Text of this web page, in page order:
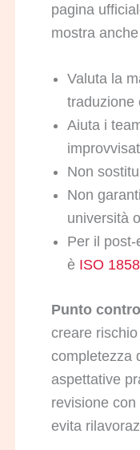
pagina
mostra
Valuta la
traduzione
Aiuta i
Non
Non
università
Per il
è ISO
Punto
creare
completezza
aspettative
revisione
evita